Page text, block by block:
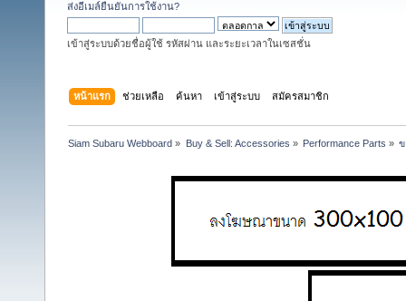
ส่งอีเมล์ยืนยันการใช้งาน?
เข้าสู่ระบบด้วยชื่อผู้ใช้ รหัสผ่าน และระยะเวลาในเซสชั่น
หน้าแรก ช่วยเหลือ ค้นหา เข้าสู่ระบบ สมัครสมาชิก
Siam Subaru Webboard » Buy & Sell: Accessories » Performance Parts »